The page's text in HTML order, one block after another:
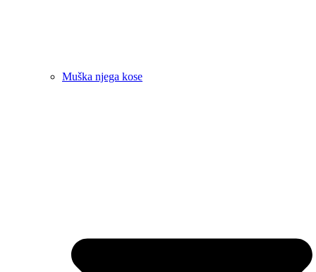
Muška njega kose